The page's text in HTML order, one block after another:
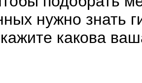
нужно знать
какова